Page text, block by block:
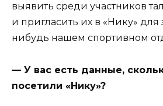
выявить среди участников
и пригласить их в «Нику» для
нибудь нашем спортивном
— У вас есть данные,
посетили «Нику»?